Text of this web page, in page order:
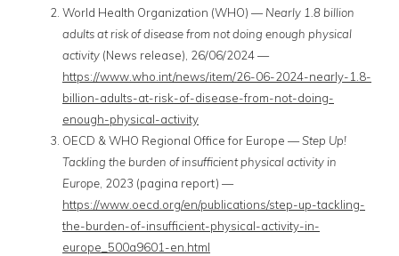
World Health Organization (WHO) — Nearly 1.8 billion
adults at risk of disease from not doing enough physical
activity (News release), 26/06/2024 —
https://www.who.int/news/item/26-06-2024-nearly-1.8-
billion-adults-at-risk-of-disease-from-not-doing-
enough-physical-activity
OECD & WHO Regional Office for Europe —Step Up!
Tackling the burden of insufficient physical activity in
Europe, 2023 (pagina report) —
https://www.oecd.org/en/publications/step-up-tackling-
the-burden-of-insufficient-physical-activity-in-
europe_500a9601-en.html